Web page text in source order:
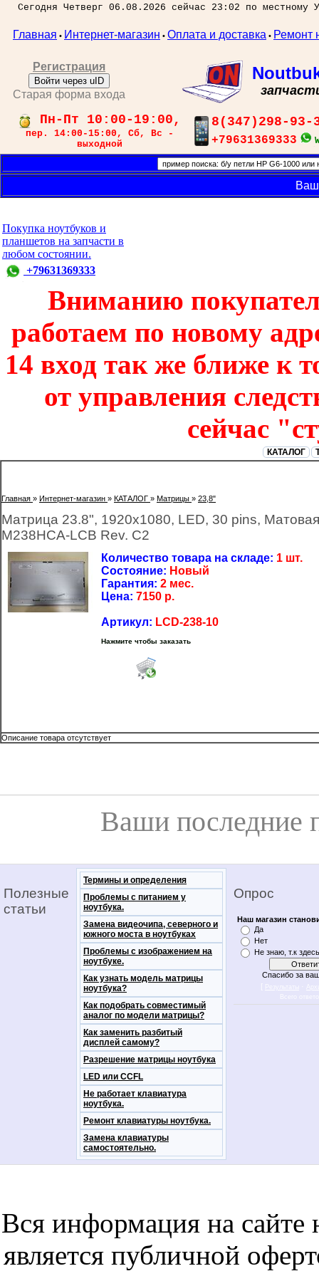
Сегодня Четверг 06.08.2026 сейчас 23:02 по местному
Главная • Интернет-магазин • Оплата и доставка • Ремонт
Регистрация
Войти через uID
Старая форма входа
Пн-Пт 10:00-19:00,
пер. 14:00-15:00, Сб, Вс -
выходной
8(347)298-93-
+79631369333
Покупка ноутбуков и
планшетов на запчасти в
любом состоянии.
+79631369333
Вниманию
работаем по новому
14 вход так же ближе к
от управления
сейчас
КАТАЛОГ
Главная » Интернет-магазин » КАТАЛОГ » Матрицы » 23,8"
Матрица 23.8", 1920x1080, LED, 30 pins,
M238HCA-LCB Rev. C2
Количество товара на складе: 1 шт.
Состояние: Новый
Гарантия: 2 мес.
Цена: 7150 р.
Артикул: LCD-238-10
Нажмите чтобы заказать
Описание товара отсутствует
Ваши последние
Полезные
статьи
Термины и определения
Проблемы с питанием у
ноутбука.
Замена видеочипа, северного и
южного моста в ноутбуках
Проблемы с изображением на
ноутбуке.
Как узнать модель матрицы
ноутбука?
Как подобрать совместимый
аналог по модели матрицы?
Как заменить разбитый
дисплей самому?
Разрешение матрицы ноутбука
LED или CCFL
Не работает клавиатура
ноутбука.
Ремонт клавиатуры ноутбука.
Замена клавиатуры
самостоятельно.
Опрос
Наш магазин
Да
Нет
Не знаю, т.к
Спасибо за
Вся информация на сайте
является публичной